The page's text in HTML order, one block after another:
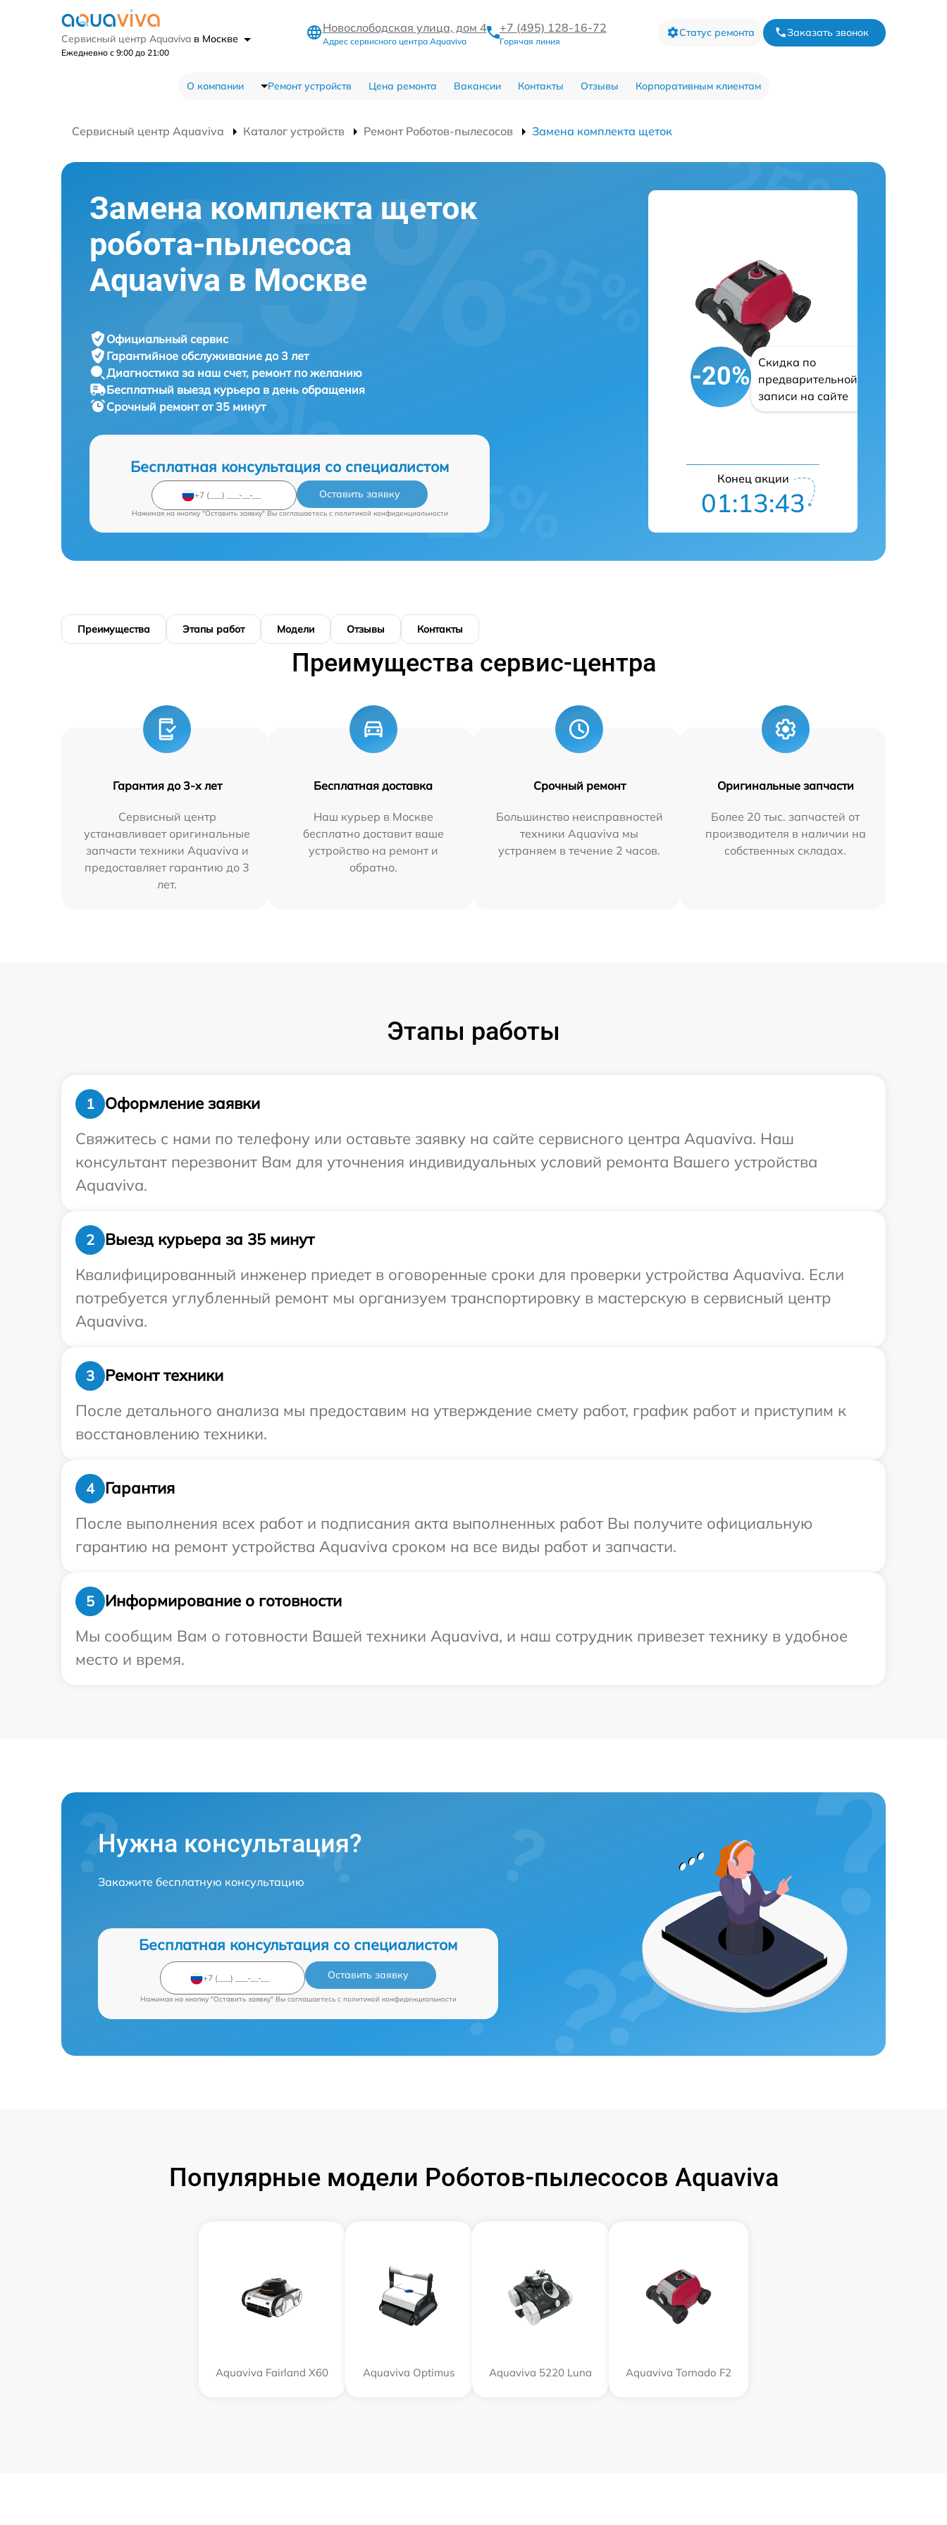
Сервисный центр Aquaviva в Москве
Ежедневно с 9:00 до 21:00
Новослободская улица, дом 4
Адрес сервисного центра Aquaviva
+7 (495) 128-16-72
Горячая линия
Статус ремонта Заказать звонок
О компании Ремонт устройств Цена ремонта Вакансии Контакты Отзывы Корпоративным клиентам
Сервисный центр Aquaviva Каталог устройств Ремонт Роботов-пылесосов Замена комплекта щеток
Замена комплекта щеток
робота-пылесоса
Aquaviva в Москве
Официальный сервис
Гарантийное обслуживание до 3 лет
Диагностика за наш счет, ремонт по желанию
Бесплатный выезд курьера в день обращения
Срочный ремонтот 35 минут
Бесплатная консультация со специалистом
Оставить заявку
Нажимая на кнопку "Оставить заявку" Вы соглашаетесь c политикой конфиденциальности
-20%
Скидка по
предварительной
записи на сайте
Конец акции
01:13:42
Преимущества Этапы работ Модели Отзывы Контакты
Преимущества сервис-центра
Гарантия до 3-х лет
Сервисный центр
устанавливает оригинальные
запчасти техники Aquaviva и
предоставляет гарантию до 3
лет.
Бесплатная доставка
Наш курьер в Москве
бесплатно доставит ваше
устройство на ремонт и
обратно.
Срочный ремонт
Большинство неисправностей
техники Aquaviva мы
устраняем в течение 2 часов.
Оригинальные запчасти
Более 20 тыс. запчастей от
производителя в наличии на
собственных складах.
Этапы работы
1
Оформление заявки
Свяжитесь с нами по телефону или оставьте заявку на сайте сервисного центра Aquaviva. Наш
консультант перезвонит Вам для уточнения индивидуальных условий ремонта Вашего устройства
Aquaviva.
2
Выезд курьера за 35 минут
Квалифицированный инженер приедет в оговоренные сроки для проверки устройства Aquaviva. Если
потребуется углубленный ремонт мы организуем транспортировку в мастерскую в сервисный центр
Aquaviva.
3
Ремонт техники
После детального анализа мы предоставим на утверждение смету работ, график работ и приступим к
восстановлению техники.
4
Гарантия
После выполнения всех работ и подписания акта выполненных работ Вы получите официальную
гарантию на ремонт устройства Aquaviva сроком на все виды работ и запчасти.
5
Информирование о готовности
Мы сообщим Вам о готовности Вашей техники Aquaviva, и наш сотрудник привезет технику в удобное
место и время.
Нужна консультация?
Закажите бесплатную консультацию
Бесплатная консультация со специалистом
Оставить заявку
Нажимая на кнопку "Оставить заявку" Вы соглашаетесь c политикой конфиденциальности
Популярные модели Роботов-пылесосов Aquaviva
Aquaviva Fairland X60 Aquaviva Optimus Aquaviva 5220 Luna Aquaviva Tornado F2